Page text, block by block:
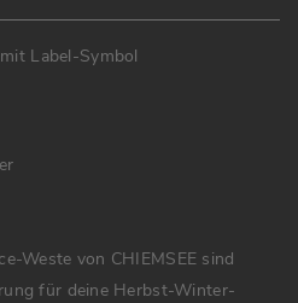
Label-Symbol
Weste von CHIEMSEE sind
für deine Herbst-Winter-